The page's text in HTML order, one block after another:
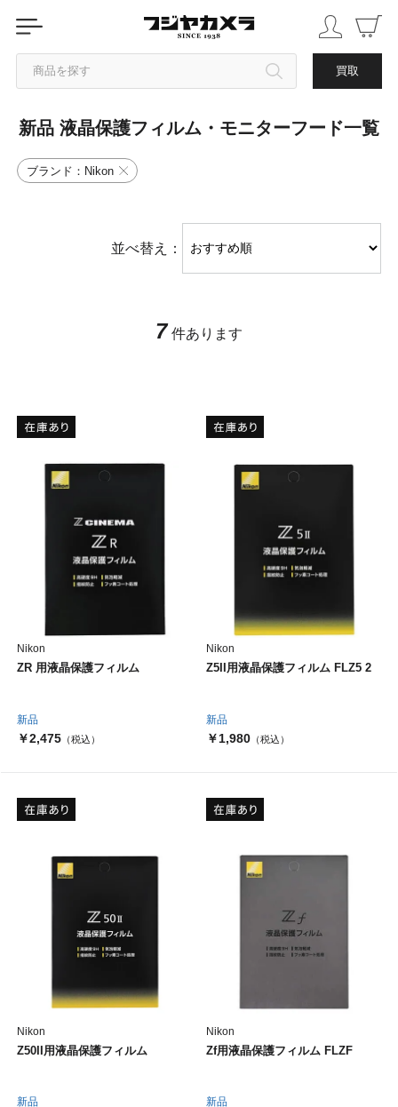
商品を探す 買取
カテゴリから探す
ブランドから探す
新品 液晶保護フィルム・モニターフード一覧
ブランド：Nikon
並べ替え：
7 件あります
新品
Nikon
ZR 用液晶保護フィルム
￥2,475 （税込）
新品
Nikon
Z5II用液晶保護フィルム FLZ5 2
￥1,980（税込）
新品
Nikon
Z50II用液晶保護フィルム
新品
Nikon
Zf用液晶保護フィルム FLZF